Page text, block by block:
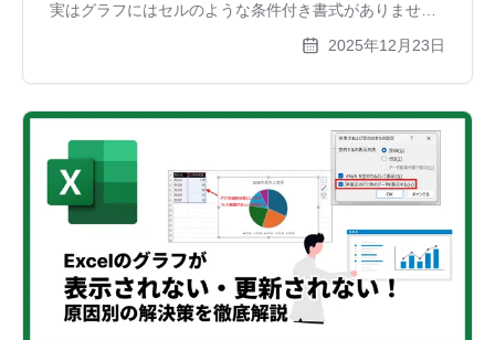
実はグラフにはセルのような条件付き書式がありませ
ん。本記事では、補助列（作業列）を使って条件に合わ
せてグラフの色を自動で切り替える方法を初心者向けに
2025年12月23日